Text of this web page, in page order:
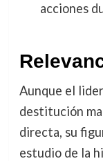
acciones
Aunque el
destitución
directa, su
estudio de la